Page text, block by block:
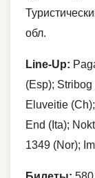
обл.
Line-Up:
(Esp);
Eluveitie
End (Ita);
1349 (Nor);